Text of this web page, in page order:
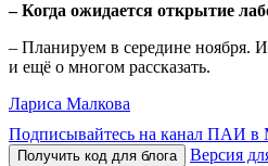
– Когда ожидается открытие
– Планируем в середине ноября.
и ещё о многом рассказать.
Лариса Малкова
Подписывайтесь на канал ПАИ в
Получить код для блога
Версия